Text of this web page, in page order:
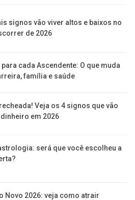
signos vão viver altos e baixos no
de 2026
cada Ascendente: O que muda
família e saúde
Veja os 4 signos que vão
em 2026
será que você escolheu a
Novo 2026: veja como atrair